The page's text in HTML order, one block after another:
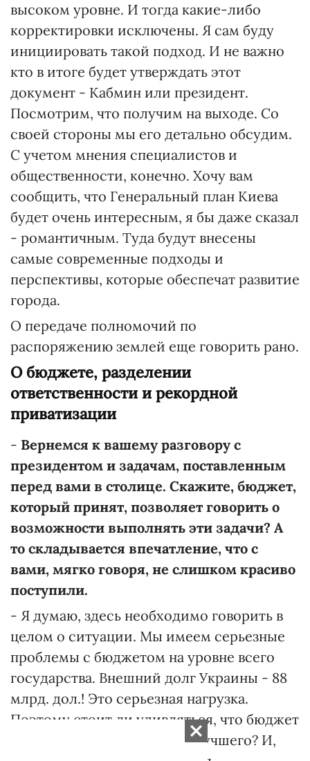
высоком уровне. И тогда какие-либо
корректировки исключены. Я сам буду
инициировать такой подход. И не важно
кто в итоге будет утверждать этот
документ - Кабмин или президент.
Посмотрим, что получим на выходе. Со
своей стороны мы его детально обсудим.
С учетом мнения специалистов и
общественности, конечно. Хочу вам
сообщить, что Генеральный план Киева
будет очень интересным, я бы даже сказал
- романтичным. Туда будут внесены
самые современные подходы и
перспективы, которые обеспечат развитие
города.
О передаче полномочий по
распоряжению землей еще говорить рано.
О бюджете, разделении
ответственности и рекордной
приватизации
- Вернемся к вашему разговору с
президентом и задачам, поставленным
перед вами в столице. Скажите, бюджет,
который принят, позволяет говорить о
возможности выполнять эти задачи? А
то складывается впечатление, что с
вами, мягко говоря, не слишком красиво
поступили.
- Я думаю, здесь необходимо говорить в
целом о ситуации. Мы имеем серьезные
проблемы с бюджетом на уровне всего
государства. Внешний долг Украины - 88
млрд. дол.! Это серьезная нагрузка.
Поэтому стоит ли удивляться, что бюджет
столицы оставляет желать лучшего? И,